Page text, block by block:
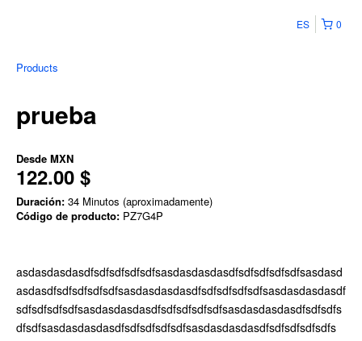
0
ES
Products
prueba
Desde MXN
122.00 $
Duración: 34 Minutos (aproximadamente)
Código de producto: PZ7G4P
asdasdasdasdfsdfsdfsdfsdfsasdasdasdasdfsdfsdfsdfsdfsasdasd
asdasdfsdfsdfsdfsdfsasdasdasdasdfsdfsdfsdfsdfsasdasdasdasdf
sdfsdfsdfsdfsasdasdasdasdfsdfsdfsdfsdfsasdasdasdasdfsdfsdfs
dfsdfsasdasdasdasdfsdfsdfsdfsdfsasdasdasdasdfsdfsdfsdfsdfs